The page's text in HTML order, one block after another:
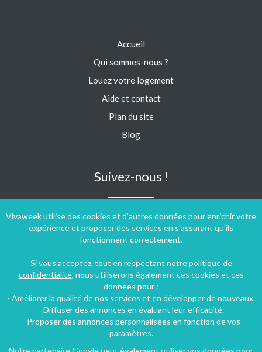
Vivaweek utilise des cookies et d'autres données pour enrichir votre
expérience et proposer des services en s'assurant qu'ils
fonctionnent correctement.
Si vous acceptez, tout en respectant notrepolitique de
confidentialité, nous utiliserons également ces cookies et ces
données pour :
- Améliorer la qualité de nos services et en développer de nouveaux.
- Diffuser des annonces en évaluant leur efficacité.
- Proposer des annonces personnalisées en fonction de vos
paramètres.
Accueil
Qui sommes-nous ?
Louez votre logement
Aide et contact
Plan du site
Blog
Suivez-nous !